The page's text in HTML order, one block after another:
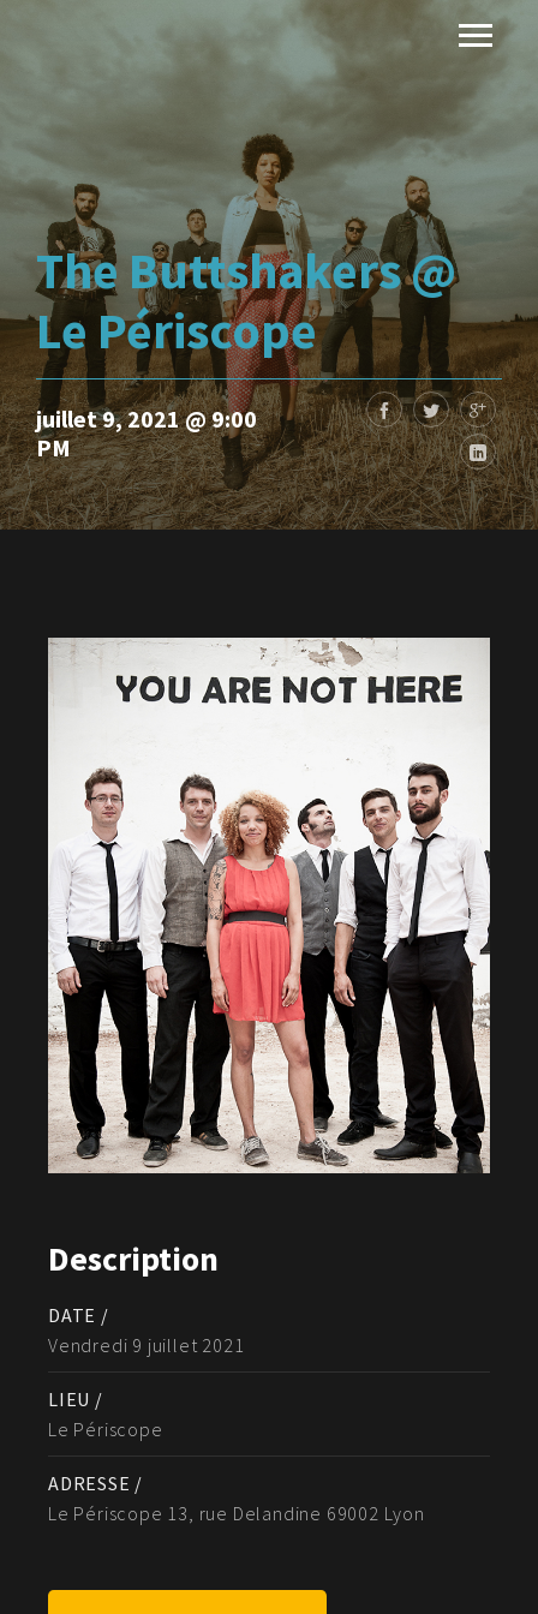
The Buttshakers @
Le Périscope
juillet 9, 2021 @ 9:00
PM
Description
DATE /
Vendredi 9 juillet 2021
LIEU /
Le Périscope
ADRESSE /
Le Périscope 13, rue Delandine 69002 Lyon